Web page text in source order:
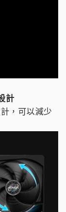
計
，可以減少